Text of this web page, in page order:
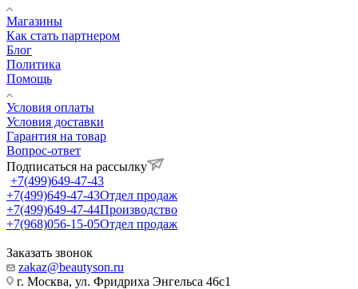
Магазины
Как стать партнером
Блог
Политика
Помощь
Условия оплаты
Условия доставки
Гарантия на товар
Вопрос-ответ
Подписаться на рассылку
+7(499)649-47-43
+7(499)649-47-43Отдел продаж
+7(499)649-47-44Производство
+7(968)056-15-05Отдел продаж
Заказать звонок
zakaz@beautyson.ru
г. Москва, ул. Фридриха Энгельса 46с1